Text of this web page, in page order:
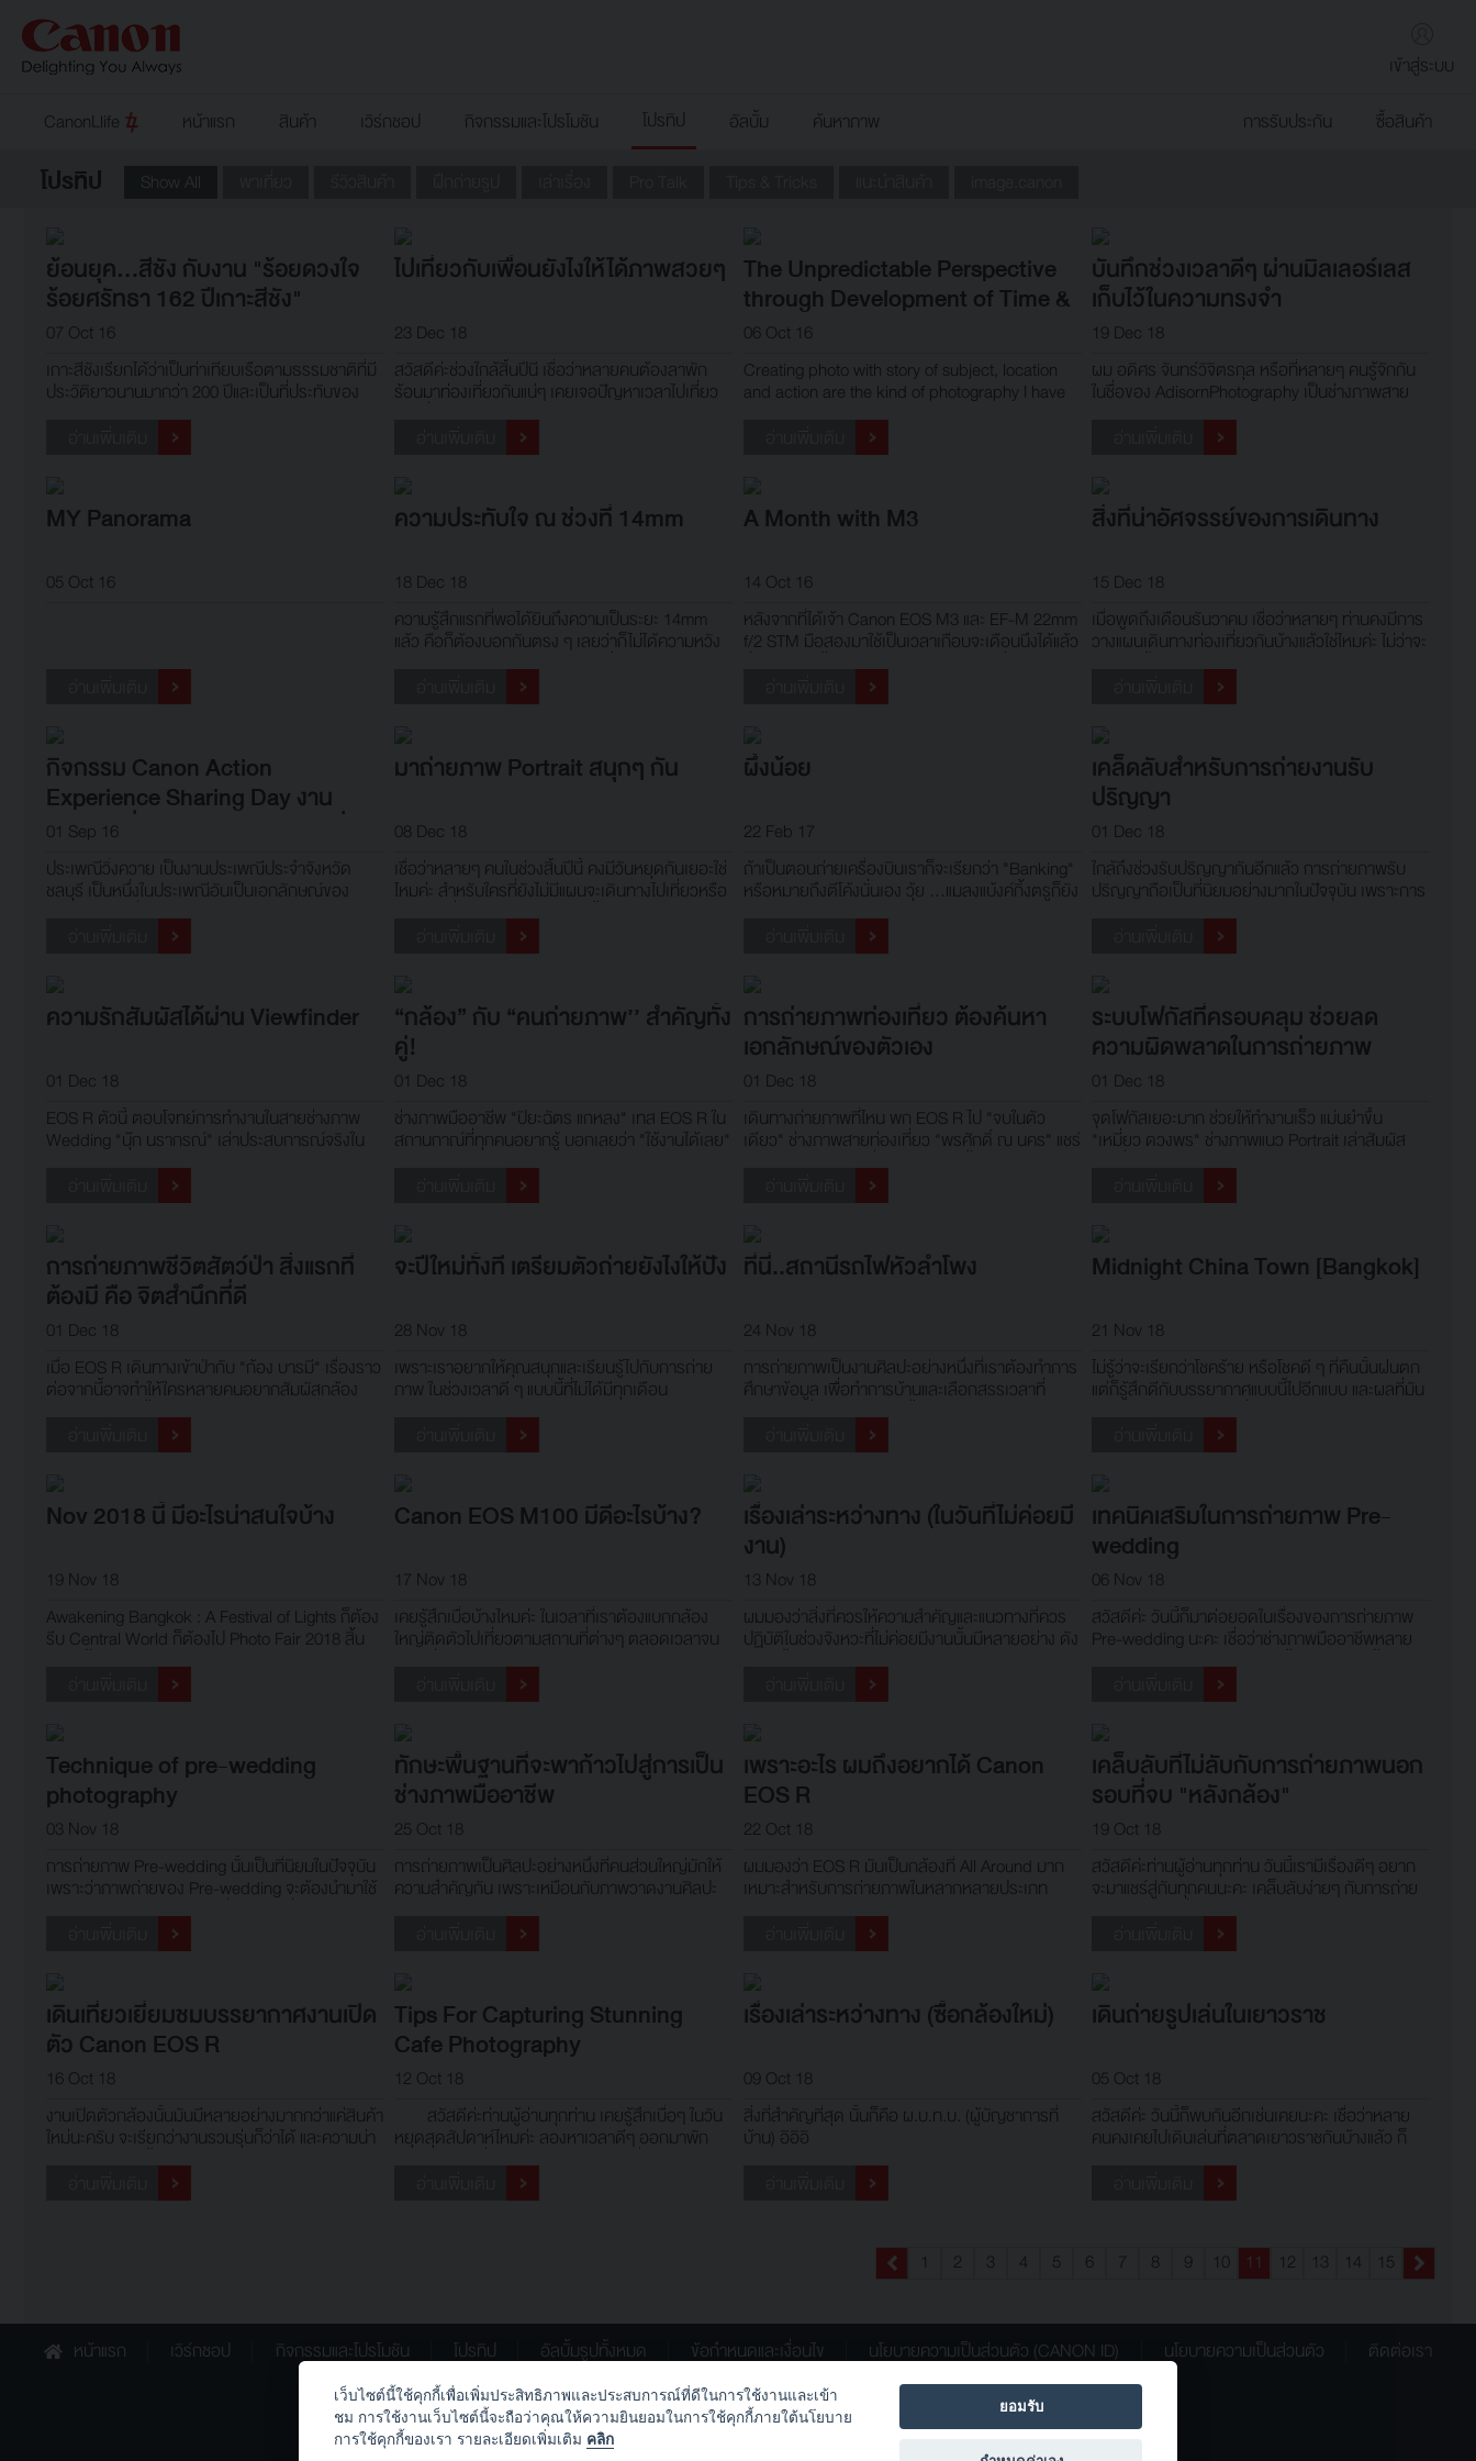
เข้าสู่ระบบ
CanonLlife
หน้าแรก สินค้า เวิร์กชอป กิจกรรมและโปรโมชัน โปรทิป อัลบั้ม ค้นหาภาพ การรับประกัน ซื้อสินค้า
โปรทิป Show All
ย้อนยุค...สีชัง กับงาน "ร้อยดวงใจ
ร้อยศรัทธา 162 ปีเกาะสีชัง"
07 Oct 16
เกาะสีชังเรียกได้ว่าเป็นท่าเทียบเรือตามธรรมชาติที่มี
ประวัติยาวนานมากว่า 200 ปีและเป็นที่ประทับของ
พระเจ้าแผ่นดินสมัยกรุงรัตนโกสินทร์ถึง 3 พระองค์
ประวัติความเป็นมาของชื่อเกาะ สีชัง นั้น ยังคงหาหลัก
ฐานความเป็นมาของชื่อเกาะสีชังยังไม่ได้แน่ชัดเหล่า
ไปเที่ยวกับเพื่อนยังไงให้ได้ภาพสวยๆ
23 Dec 18
สวัสดีค่ะช่วงใกล้สิ้นปีนี เชื่อว่าหลายคนต้องลาพัก
ร้อนมาท่องเที่ยวกันแน่ๆ เคยเจอปัญหาเวลาไปเที่ยว
กับเพื่อนหรือแฟนแล้วได้ภาพออกมาไม่พึงพอใจไหม
ค่ะ เช่น หลุดโฟกัส, ระยะไม่ได้, ตัวบวม, มุมไม่สวย,
คิดท่าโพสไม่ออก ฯลฯ ซึ่งวันนี้เราจะมาแนะนำเคล็ด
The Unpredictable Perspective
through Development of Time &
Experience
06 Oct 16
Creating photo with story of subject, location
and action are the kind of photography I have
been horning through years to accomplish,
making the photo itself tell story is my goal.
Nevertheless, this kind goal is not something I
บันทึกช่วงเวลาดีๆ ผ่านมิลเลอร์เลส
เก็บไว้ในความทรงจำ
19 Dec 18
ผม อดิศร จันทร์วิจิตรกุล หรือที่หลายๆ คนรู้จักกัน
ในชื่อของ AdisornPhotography เป็นช่างภาพสาย
Wedding และ Commercial ครับ
MY Panorama
05 Oct 16
ความประทับใจ ณ ช่วงที่ 14mm
18 Dec 18
ความรู้สึกแรกที่พอได้ยินถึงความเป็นระยะ 14mm
แล้ว คือก็ต้องบอกกันตรง ๆ เลยว่าก็ไม่ได้ความหวัง
ว่ามันจะแตกต่างอะไรมากกับระยะที่ 16mm บน 16-
35mm แต่พอเอาเข้าจริง ๆ แล้วเมื่อโอกาสได้นำไปใช้
งาน เราก็ได้เห็นถึงความแตกต่าง ณ 2mm ที่มากขึ้น
A Month with M3
14 Oct 16
หลังจากที่ได้เจ้า Canon EOS M3 และ EF-M 22mm
f/2 STM มือสองมาใช้เป็นเวลาเกือบจะเดือนนึงได้แล้ว
ซึ่งก่อนหน้านี้ผมใช้ Canon EOS 6D อยู่นั่นเอง ก็พอ
จะได้ข้อสรุปว่า มันแทบจะไม่แตกต่างกันเลย โดย
เฉพาะในมุมมองเรื่องการบันทึกและถ่ายทอดศิลปะ
สิ่งที่น่าอัศจรรย์ของการเดินทาง
15 Dec 18
เมื่อพูดถึงเดือนธันวาคม เชื่อว่าหลายๆ ท่านคงมีการ
วางแผนเดินทางท่องเที่ยวกันบ้างแล้วใช่ไหมค่ะ ไม่ว่าจะ
เดินทางขึ้นเหนือหรือลงใต้ ก็อย่าลืมพกกล้องไปเก็บ
ภาพบรรยากาศสวยๆ มาแชร์กัน การเดินทางก็ถือว่า
เป็นส่วนหนึ่งของแรงบันดาลใจในการถ่ายภาพค่ะ
กิจกรรม Canon Action
Experience Sharing Day งาน
ประเพณีวิ่งคราดควาย ต.คลองกิ่ว
อ.บ้านบึง จ.ชลบุรี
01 Sep 16
ประเพณีวิ่งควาย เป็นงานประเพณีประจำจังหวัด
ชลบุรี เป็นหนึ่งในประเพณีอันเป็นเอกลักษณ์ของ
จังหวัดชลบุรีที่มีการจัดมากว่า 100 ปีแล้ว ประเพณี
วิ่งควาย เป็นประเพณีที่จัดขึ้นเป็นประจำทุกปี ในวันขึ้น
14 ค่ำ เดือน11 หรือก่อนออกพรรษา 1 วัน เพื่อ
มาถ่ายภาพ Portrait สนุกๆ กัน
08 Dec 18
เชื่อว่าหลายๆ คนในช่วงสิ้นปีนี้ คงมีวันหยุดกันเยอะใช่
ไหมค่ะ สำหรับใครที่ยังไม่มีแผนจะเดินทางไปเที่ยวหรือ
พักผ่อนที่ไหน ช่วงเทศกาลแบบนี้ก็อยากจะเชิญชวน
หานางแบบไปถ่ายรูปเล่นกัน เพราะมีหลากหลาย
สถานที่ที่มีการจัดตกแต่งแสงสีต่างๆ เพื่อเตรียมเฉลิม
ผึ้งน้อย
22 Feb 17
ถ้าเป็นตอนถ่ายเครื่องบินเราก็จะเรียกว่า "Banking"
หรือหมายถึงตีโค้งนั่นเอง วุ้ย ...แมลงแบ้งค์กิ้งตรูก็ยัง
เอา ดีว่าพวกไม่ตีคอนเทรลออกมาเป็นสายตามหลัง
ด้วย :D Canon EOS 5DSR • TAMRON SP 90mm
F/2.8 Di VC USD MACRO1:1 [F017] • F/13 •
เคล็ดลับสำหรับการถ่ายงานรับ
ปริญญา
01 Dec 18
ใกล้ถึงช่วงรับปริญญากันอีกแล้ว การถ่ายภาพรับ
ปริญญาถือเป็นที่นิยมอย่างมากในปัจจุบัน เพราะการ
ถ่ายภาพรับปริญญาเป็นการเก็บภาพของความทรง
จำ แสดงความยินดีกับบัณฑิตที่สำเร็จการศึกษา และ
เป็นจุดเริ่มต้นสำหรับช่างภาพที่พึ่งเริ่มต้นรับงานด้วย
ความรักสัมผัสได้ผ่าน Viewfinder
01 Dec 18
EOS R ตัวนี้ ตอบโจทย์การทำงานในสายช่างภาพ
Wedding "นุ๊ก นรากรณ์" เล่าประสบการณ์จริงใน
ฐานะช่างภาพงานแต่งงาน
“กล้อง” กับ “คนถ่ายภาพ’’ สำคัญทั้ง
คู่!
01 Dec 18
ช่างภาพมืออาชีพ "ปิยะฉัตร แกหลง" เทส EOS R ใน
สถานกาณ์ที่ทุกคนอยากรู้ บอกเลยว่า "ใช้งานได้เลย"
การถ่ายภาพท่องเที่ยว ต้องค้นหา
เอกลักษณ์ของตัวเอง
01 Dec 18
เดินทางถ่ายภาพที่ไหน พก EOS R ไป "จบในตัว
เดียว" ช่างภาพสายท่องเที่ยว "พรศักดิ์ ณ นคร" แชร์
ประสบการณ์ถึงคนที่ชอบถ่ายภาพทั้งมือโปรและมือ
ระบบโฟกัสที่ครอบคลุม ช่วยลด
ความผิดพลาดในการถ่ายภาพ
Portrait
01 Dec 18
จุดโฟกัสเยอะมาก ช่วยให้ทำงานเร็ว แม่นยำขึ้น
"เหมี่ยว ดวงพร" ช่างภาพแนว Portrait เล่าสัมผัส
แรกที่ได้ลอง EOS R
การถ่ายภาพชีวิตสัตว์ป่า สิ่งแรกที่
ต้องมี คือ จิตสำนึกที่ดี
01 Dec 18
เมื่อ EOS R เดินทางเข้าป่ากับ "ก้อง บารมี" เรื่องราว
ต่อจากนี้อาจทำให้ใครหลายคนอยากสัมผัสกล้อง
จะปีใหม่ทั้งที เตรียมตัวถ่ายยังไงให้ปัง
28 Nov 18
เพราะเราอยากให้คุณสนุกและเรียนรู้ไปกับการถ่าย
ภาพ ในช่วงเวลาดี ๆ แบบนี้ที่ไม่ได้มีทุกเดือน
ที่นี่..สถานีรถไฟหัวลำโพง
24 Nov 18
การถ่ายภาพเป็นงานศิลปะอย่างหนึ่งที่เราต้องทำการ
ศึกษาข้อมูล เพื่อทำการบ้านและเลือกสรรเวลาที่
เหมาะสม ซึ่งการถ่ายภาพนั้นช่างภาพแต่ละคนก็จะมี
วิธีการที่แตกต่างกันอย่างหลากหลายและมากมาย
วันนี้ก็มีโอกาสเดินทางมาท่องเที่ยวพักผ่อนที่
Midnight China Town [Bangkok]
21 Nov 18
ไม่รู้ว่าจะเรียกว่าโชคร้าย หรือโชคดี ๆ ที่คืนนั้นฝนตก
แต่ก็รู้สึกดีกับบรรยากาศแบบนี้ไปอีกแบบ และผลที่มัน
ให้กับภาพเราก็เป็นอะไรที่น่าพึงพอใจโดยอย่างยิ่ง
เหมือนอะไรที่ดูธรรมดา อะไรที่เราเห็นทุก ๆ วัน มันมี
เครื่องปรุงมาโรยทำให้ดูมีสีสันน่ามองยิ่งขึ้น
Nov 2018 นี้ มีอะไรน่าสนใจบ้าง
19 Nov 18
Awakening Bangkok : A Festival of Lights ก็ต้อง
รีบ Central World ก็ต้องไป Photo Fair 2018 สิ้น
เดือนนี้ก็กดดันอีก
Canon EOS M100 มีดีอะไรบ้าง?
17 Nov 18
เคยรู้สึกเบื่อบ้างไหมค่ะ ในเวลาที่เราต้องแบกกล้อง
ใหญ่ติดตัวไปเที่ยวตามสถานที่ต่างๆ ตลอดเวลาจน
รู้สึกเมื่อยหรือหนักบ้างไหมค่ะ คุณรู้หรือไม่ว่ากล้อง
mirrorless มีขนาดอันกะทัดรัด นํ้าหนักเบา พกพา
สะดวก และให้คุณภาพในระดับสูง วันนี้เราจะพาท่าน
เรื่องเล่าระหว่างทาง (ในวันที่ไม่ค่อยมี
งาน)
13 Nov 18
ผมมองว่าสิ่งที่ควรให้ความสำคัญและแนวทางที่ควร
ปฏิบัติในช่วงจังหวะที่ไม่ค่อยมีงานนั้นมีหลายอย่าง ดัง
เทคนิคเสริมในการถ่ายภาพ Pre-
wedding
06 Nov 18
สวัสดีค่ะ วันนี้ก็มาต่อยอดในเรื่องของการถ่ายภาพ
Pre-wedding นะคะ เชื่อว่าช่างภาพมืออาชีพหลาย
คนคงทราบกันดีอยู่แล้ว แต่วันนี้ขอมาแนะนำพื้นฐาน
สำหรับช่างภาพที่เริ่มต้นกันค่ะ
Technique of pre-wedding
photography
03 Nov 18
การถ่ายภาพ Pre-wedding นั้นเป็นที่นิยมในปัจจุบัน
เพราะว่าภาพถ่ายของ Pre-wedding จะต้องนำมาใช้
ในงานมงคลสมรส เป็นภาพที่บอกเล่าเรื่องราวของ
ความประทับใจ ช่วงเวลาที่โรแมนติก และการสร้าง
หลักฐานของความทรงจำในช่วงเวลาหนึ่งของชีวิต
ทักษะพื้นฐานที่จะพาก้าวไปสู่การเป็น
ช่างภาพมืออาชีพ
25 Oct 18
การถ่ายภาพเป็นศิลปะอย่างหนึ่งที่คนส่วนใหญ่มักให้
ความสำคัญกัน เพราะเหมือนกับภาพวาดงานศิลปะ
และกลายไปเป็นงานอดิเรก แต่ด้วยความก้าวหน้าของ
เวลาการถ่ายภาพกลายเป็นอาชีพที่มีมากขึ้นและ
ประสบความสำเร็จด้วย เช่นเดียวกับรูปแบบศิลปะ
เพราะอะไร ผมถึงอยากได้ Canon
EOS R
22 Oct 18
ผมมองว่า EOS R มันเป็นกล้องที่ All Around มาก
เหมาะสำหรับการถ่ายภาพในหลากหลายประเภท
เคล็บลับที่ไม่ลับกับการถ่ายภาพนอก
รอบที่จบ "หลังกล้อง"
19 Oct 18
สวัสดีค่ะท่านผู้อ่านทุกท่าน วันนี้เรามีเรื่องดีๆ อยาก
จะมาแชร์สู่กันทุกคนนะคะ เคล็บลับง่ายๆ กับการถ่าย
ภาพนอกรอบที่จบหลังกล้อง โดยไม่ต้องเข้าโปรแกรม
แต่งรูป เราก็สามารถที่จะส่งให้กับลูกค้าได้เลย เชื่อว่า
ช่างภาพมือใหม่หลายๆ คนคงต้องกลับไปแต่งภาพ
เดินเที่ยวเยี่ยมชมบรรยากาศงานเปิด
ตัว Canon EOS R
16 Oct 18
งานเปิดตัวกล้องนั้นมันมีหลายอย่างมากกว่าแค่สินค้า
ใหม่นะครับ จะเรียกว่างานรวมรุ่นก็ว่าได้ และความน่า
สนมันก็อยู่ตรงนี้ละครับ
Tips For Capturing Stunning
Cafe Photography
12 Oct 18
สวัสดีค่ะท่านผู้อ่านทุกท่าน เคยรู้สึกเบื่อๆ ในวัน
หยุดสุดสัปดาห์ไหมค่ะ ลองหาเวลาดีๆ ออกมาพัก
ผ่อนกันบ้าง เชื่อว่าหลายคนคงชอบไปนั่งเล่นตามร้าน
อาหารหรือร้านกาแฟอยู่แล้วนะคะ ลองหามุมสวยๆ
ถ่ายภาพ หรือทดลองถ่ายอาหารกับเครื่องดื่ม อาจจะ
เรื่องเล่าระหว่างทาง (ซื้อกล้องใหม่)
09 Oct 18
สิ่งที่สำคัญที่สุด นั้นก็คือ ผ.บ.ท.บ. (ผู้บัญชาการที่
บ้าน) อิอิอิ
เดินถ่ายรูปเล่นในเยาวราช
05 Oct 18
สวัสดีค่ะ วันนี้ก็พบกันอีกเช่นเคยนะคะ เชื่อว่าหลาย
คนคงเคยไปเดินเล่นที่ตลาดเยาวราชกันบ้างแล้ว ก็
อยากจะให้ท่านผู้อ่านลองพกกล้องติดไม้ติดมือไป
ด้วย โดยส่วนตัวผู้เขียนเองก็เริ่มการถ่ายภาพมาก
จากการเดินเล่นค่ะ เพราะมันทำให้เราได้มีโอกาส
1 2 3 4 5 6 7 8 9 10 11 12 13 14 15
หน้าแรก เวิร์กชอป กิจกรรมและโปรโมชัน โปรทิป อัลบั้มรูปทั้งหมด ข้อกำหนดและเงื่อนไข นโยบายความเป็นส่วนตัว (CANON ID) นโยบายความเป็นส่วนตัว ติดต่อเรา
th.canon Canon.Thailand Canon_Thailand
เว็บไซต์นี้ใช้คุกกี้เพื่อเพิ่มประสิทธิภาพและประสบการณ์ที่ดีในการใช้งานและเข้า
ชม การใช้งานเว็บไซต์นี้จะถือว่าคุณให้ความยินยอมในการใช้คุกกี้ภายใต้นโยบาย
การใช้คุกกี้ของเรา รายละเอียดเพิ่มเติม คลิก
ยอมรับ